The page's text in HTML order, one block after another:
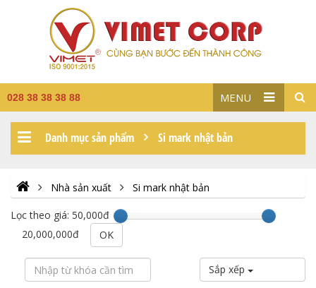
028 38 38 38 88 MENU
Danh mục sản phẩm Si mark nhật bản
Nhà sản xuất Si mark nhật bản
Lọc theo giá: 50,000đ
20,000,000đ
OK
Sắp xếp